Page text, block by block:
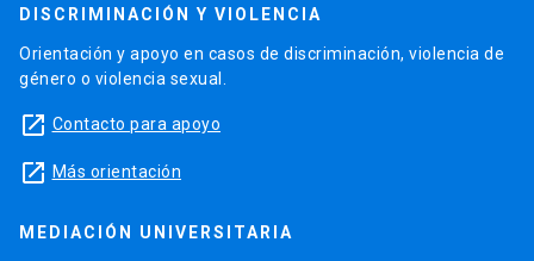
DISCRIMINACIÓN Y VIOLENCIA
Orientación y apoyo en casos de discriminación, violencia de
género o violencia sexual.
launch Contacto para apoyo
launch Más orientación
MEDIACIÓN UNIVERSITARIA